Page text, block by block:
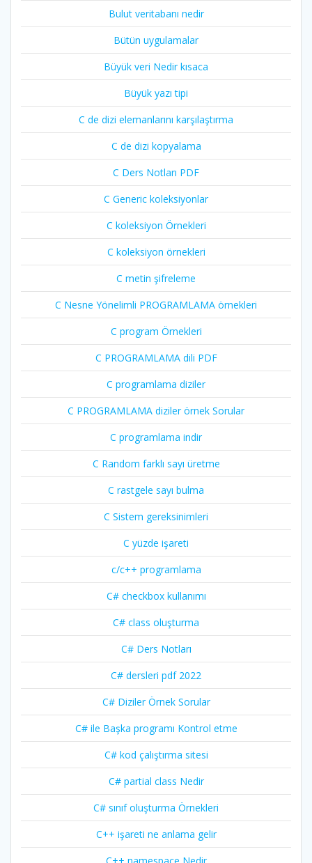
Bulut veritabanı nedir
Bütün uygulamalar
Büyük veri Nedir kısaca
Büyük yazı tipi
C de dizi elemanlarını karşılaştırma
C de dizi kopyalama
C Ders Notları PDF
C Generic koleksiyonlar
C koleksiyon Örnekleri
C koleksiyon örnekleri
C metin şifreleme
C Nesne Yönelimli PROGRAMLAMA örnekleri
C program Örnekleri
C PROGRAMLAMA dili PDF
C programlama diziler
C PROGRAMLAMA diziler örnek Sorular
C programlama indir
C Random farklı sayı üretme
C rastgele sayı bulma
C Sistem gereksinimleri
C yüzde işareti
c/c++ programlama
C# checkbox kullanımı
C# class oluşturma
C# Ders Notları
C# dersleri pdf 2022
C# Diziler Örnek Sorular
C# ile Başka programı Kontrol etme
C# kod çalıştırma sitesi
C# partial class Nedir
C# sınıf oluşturma Örnekleri
C++ işareti ne anlama gelir